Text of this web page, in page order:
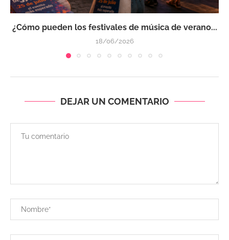
¿Cómo pueden los festivales de música de verano...
18/06/2026
DEJAR UN COMENTARIO